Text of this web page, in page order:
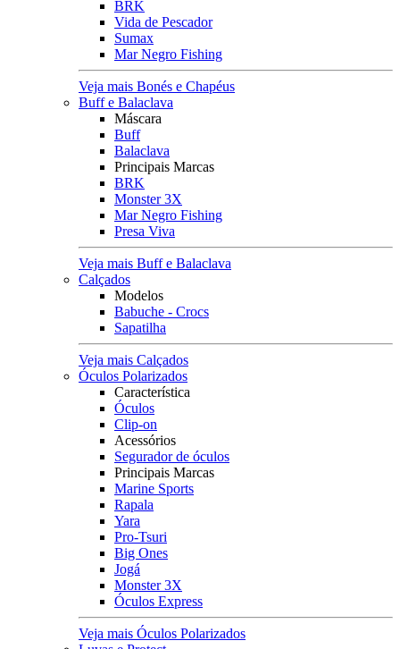
BRK
Vida de Pescador
Sumax
Mar Negro Fishing
Veja mais Bonés e Chapéus
Buff e Balaclava
Máscara
Buff
Balaclava
Principais Marcas
BRK
Monster 3X
Mar Negro Fishing
Presa Viva
Veja mais Buff e Balaclava
Calçados
Modelos
Babuche - Crocs
Sapatilha
Veja mais Calçados
Óculos Polarizados
Característica
Óculos
Clip-on
Acessórios
Segurador de óculos
Principais Marcas
Marine Sports
Rapala
Yara
Pro-Tsuri
Big Ones
Jogá
Monster 3X
Óculos Express
Veja mais Óculos Polarizados